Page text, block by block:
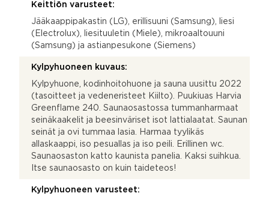
Keittiön varusteet:
Jääkaappipakastin (LG), erillisuuni (Samsung), liesi
(Electrolux), liesituuletin (Miele), mikroaaltouuni
(Samsung) ja astianpesukone (Siemens)
Kylpyhuoneen kuvaus:
Kylpyhuone, kodinhoitohuone ja sauna uusittu 2022
(tasoitteet ja vedeneristeet Kiilto). Puukiuas Harvia
Greenflame 240. Saunaosastossa tummanharmaat
seinäkaakelit ja beesinväriset isot lattialaatat. Saunan
seinät ja ovi tummaa lasia. Harmaa tyylikäs
allaskaappi, iso pesuallas ja iso peili. Erillinen wc.
Saunaosaston katto kaunista panelia. Kaksi suihkua.
Itse saunaosasto on kuin taideteos!
Kylpyhuoneen varusteet: